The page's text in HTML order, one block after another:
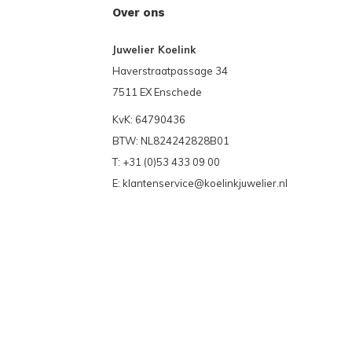
Over ons
Juwelier Koelink
Haverstraatpassage 34
7511 EX Enschede
KvK: 64790436
BTW: NL824242828B01
T: +31 (0)53 433 09 00
E: klantenservice@koelinkjuwelier.nl